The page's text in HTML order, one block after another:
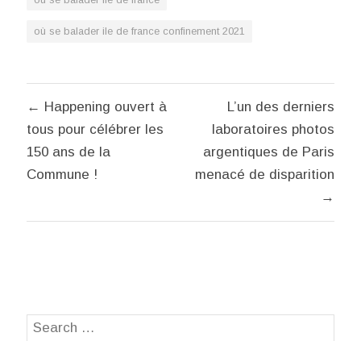
où se balader ile de france confinement 2021
Navigation
de
l’article
← Happening ouvert à
tous pour célébrer les
150 ans de la
Commune !
L’un des derniers
laboratoires photos
argentiques de Paris
menacé de disparition
→
Search